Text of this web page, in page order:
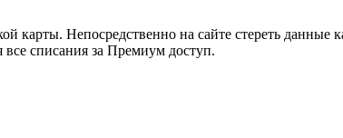
Непосредственно на сайте стереть данные
списания за Премиум доступ.